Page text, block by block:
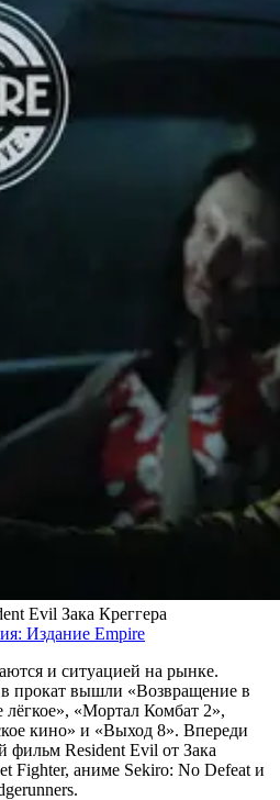
Evil Зака Креггера
Издание Empire
и ситуацией на рынке.
в прокат вышли «Возвращение в
«Мортал Комбат 2»,
кино» и «Выход 8». Впереди
фильм Resident Evil от Зака
Fighter, аниме Sekiro: No Defeat и